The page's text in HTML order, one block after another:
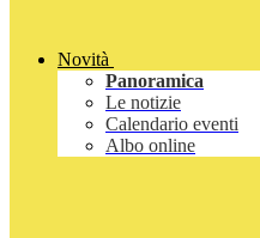
Novità
Panoramica
Le notizie
Calendario eventi
Albo online